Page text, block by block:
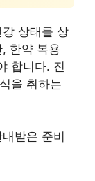
상태를 상
한약 복용
합니다. 진
을 취하는
받은 준비